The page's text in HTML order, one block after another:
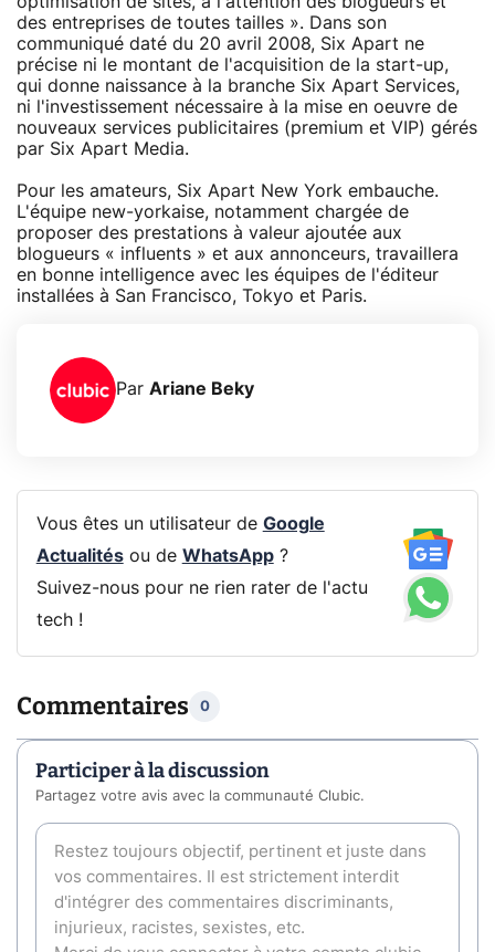
des entreprises de toutes tailles ». Dans son
communiqué daté du 20 avril 2008, Six Apart ne
précise ni le montant de l'acquisition de la start-up,
qui donne naissance à la branche Six Apart Services,
ni l'investissement nécessaire à la mise en oeuvre de
nouveaux services publicitaires (premium et VIP) gérés
par Six Apart Media.
Pour les amateurs, Six Apart New York embauche.
L'équipe new-yorkaise, notamment chargée de
proposer des prestations à valeur ajoutée aux
blogueurs « influents » et aux annonceurs, travaillera
en bonne intelligence avec les équipes de l'éditeur
installées à San Francisco, Tokyo et Paris.
Par Ariane Beky
Vous êtes un utilisateur de Google
Actualitésou de WhatsApp?
Suivez-nous pour ne rien rater de l'actu
tech !
Commentaires 0
Participer à la discussion
Partagez votre avis avec la communauté Clubic.